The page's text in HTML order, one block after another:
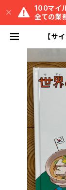
100マイ
全ての業
【サ